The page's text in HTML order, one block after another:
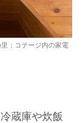
：コテージ内の家電
蔵庫や炊飯